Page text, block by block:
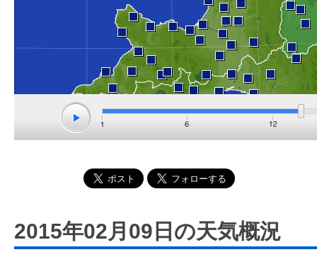
2015年02月09日の天気概況